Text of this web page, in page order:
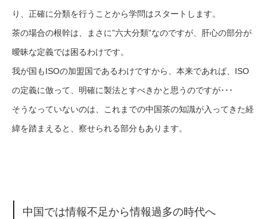
り、正確に分類を行うことから学問はスタートします。
茶の場合の根幹は、まさに”六大分類”なのですが、肝心の部分が
曖昧な定義では困るわけです。
我が国もISOの加盟国であるわけですから、本来であれば、ISO
の定義に倣って、明確に製法とすべきかと思うのですが･･･
そうなっていないのは、これまでの中国茶の知識が入ってきた経
緯を踏まえると、察せられる部分もあります。
中国では情報不足から情報過多の時代へ